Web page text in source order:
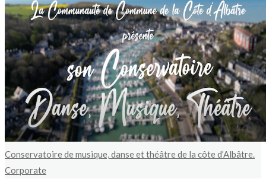
Conservatoire de musique, danse et théâtre de la côte d’Albâtre.
Corporate